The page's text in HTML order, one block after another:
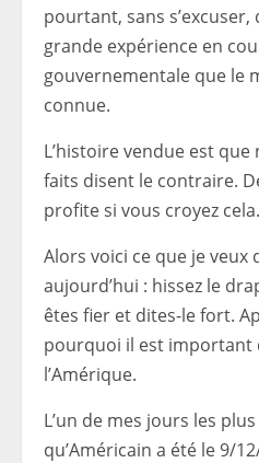
pourtant, sans s’excuser,
grande expérience en
gouvernementale que le
connue.
L’histoire vendue est
faits disent le contraire.
profite si vous croyez cela.
Alors voici ce que je veux
aujourd’hui : hissez le
êtes fier et dites-le fort.
pourquoi il est important
l’Amérique.
L’un de mes jours les
qu’Américain a été le 9/